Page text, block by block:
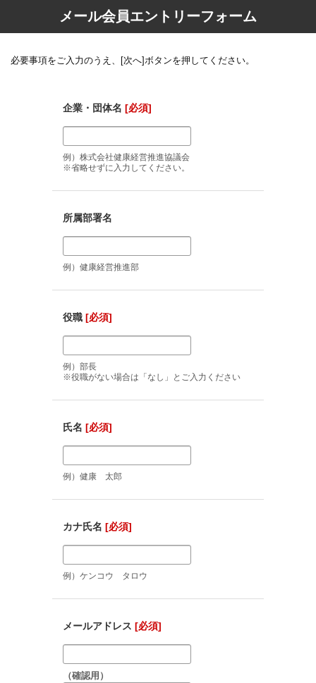
メール会員エントリーフォーム
必要事項をご入力のうえ、[次へ]ボタンを押してください。
企業・団体名 [必須]
例）株式会社健康経営推進協議会
※省略せずに入力してください。
所属部署名
例）健康経営推進部
役職 [必須]
例）部長
※役職がない場合は「なし」とご入力ください
氏名 [必須]
例）健康 太郎
カナ氏名 [必須]
例）ケンコウ タロウ
メールアドレス [必須]
（確認用）